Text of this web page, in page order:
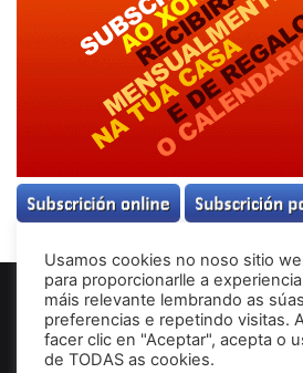
© Copyright 2026, Todos los
Términos &
Usamos cookies no noso sitio
para proporcionarlle a experiencia
máis relevante lembrando as súas
preferencias e repetindo visitas.
facer clic en "Aceptar", acepta o
de TODAS as cookies.